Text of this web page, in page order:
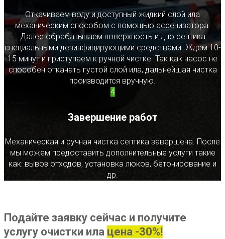
Откачиваем воду и доступный жидкий слой ила
механическим способом с помощью ассенизатора.
Далее обрабатываем поверхность и дно септика
специальными дезинфицирующими средствами. Ждем 10-
15 минут и приступаем к ручной чистке. Так как насос не
способен откачать густой слой ила, дальнейшая чистка
производится вручную.
4
Завершение работ
Механическая и ручная чистка септика завершена. После
мы можем предоставить дополнительные услуги такие
как: вывоз отходов, установка люков, бетонирование и
др.
Подайте заявку сейчас и получите
услугу очистки ила цена -30%!